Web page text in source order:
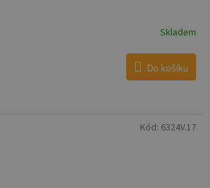
Skladem
Do košíku
Kód: 6324V.17